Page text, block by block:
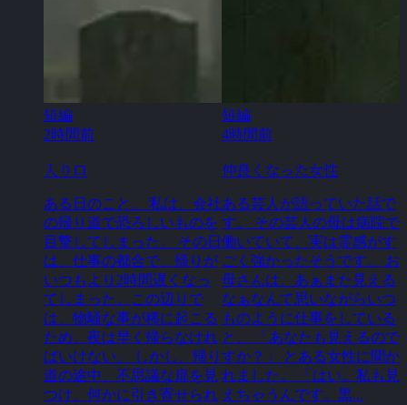
短編
2時間前
入り口
ある日のこと。 私は、会社
の帰り道で恐ろしいものを
目撃してしまった。 その日
は、仕事の都合で、帰りが
いつもより2時間遅くなっ
てしまった。この辺りで
は、物騒な事が稀に起こる
ため、夜は早く帰らなけれ
ばいけない。 しかし、帰り
道の途中、不思議な扉を見
つけ、何かに引き寄せられ
短編
4時間前
仲良くなった女性
ある芸人が語っていた話で
す。 その芸人の母は病院で
働いていて、実は霊感がす
ごく強かったそうです。 お
母さんは、あぁまた見える
なぁなんて思いながらいつ
ものように仕事をしている
と、 「あなたも見えるので
すか？」 とある女性に聞か
れました。 「はい。私も見
えちゃうんです。黒...